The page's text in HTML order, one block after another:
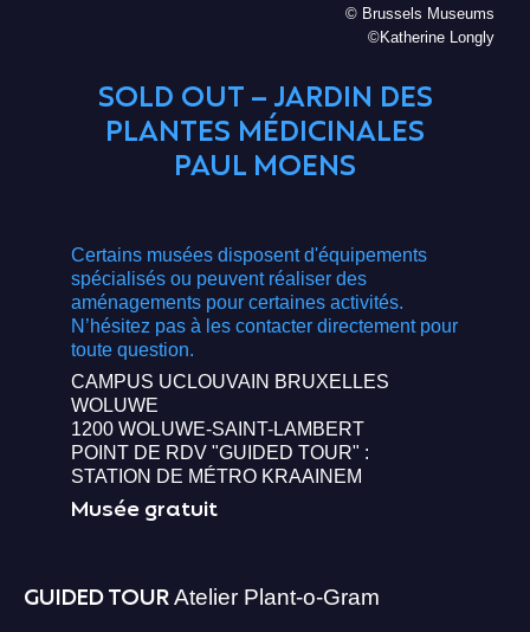
© Brussels Museums
©Katherine Longly
SOLD OUT – JARDIN DES
PLANTES MÉDICINALES
PAUL MOENS
Certains musées disposent d'équipements
spécialisés ou peuvent réaliser des
aménagements pour certaines activités.
N’hésitez pas à les contacter directement pour
toute question.
CAMPUS UCLOUVAIN BRUXELLES
WOLUWE
1200 WOLUWE-SAINT-LAMBERT
POINT DE RDV "GUIDED TOUR" :
STATION DE MÉTRO KRAAINEM
Musée gratuit
GUIDED TOURAtelier Plant-o-Gram